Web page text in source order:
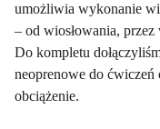
umożliwia wykonanie
– od wiosłowania,
Do kompletu
neoprenowe do ćwiczeń
obciążenie.